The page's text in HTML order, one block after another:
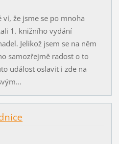
že jsme se po mnoha
1. knižního vydání
Jelikož jsem se na něm
samozřejmě radost o to
událost oslavit i zde na